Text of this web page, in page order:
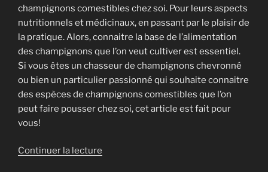
champignons comestibles chez soi. Pour leurs aspects
nutritionnels et médicinaux, en passant par le plaisir de
la pratique. Alors, connaitre la base de l’alimentation
des champignons que l’on veut cultiver est essentiel.
Si vous êtes un chasseur de champignons chevronné
ou bien un particulier passionné qui souhaite connaitre
des espèces de champignons comestibles que l’on
peut faire pousser chez soi, cet article est fait pour
vous!
Continuer la lecture